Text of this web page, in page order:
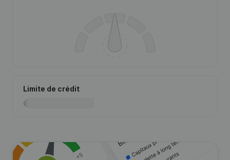
Limite de crédit